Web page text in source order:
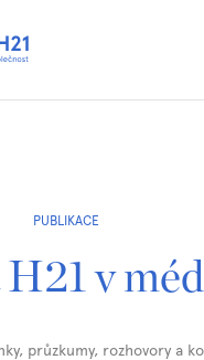
PUBLIKACE
v
průzkumy, rozhovory a